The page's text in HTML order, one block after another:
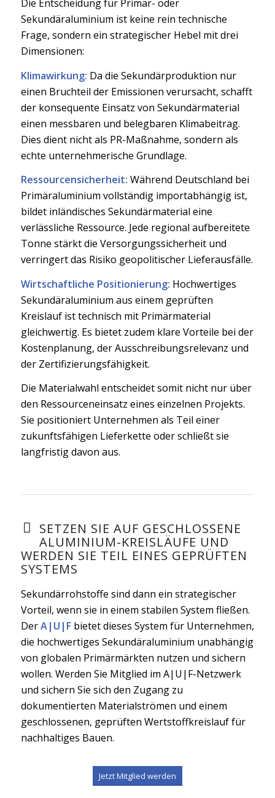
Die Entscheidung für Primär- oder
Sekundäraluminium ist keine rein technische
Frage, sondern ein strategischer Hebel mit drei
Dimensionen:
Klimawirkung: Da die Sekundärproduktion nur
einen Bruchteil der Emissionen verursacht, schafft
der konsequente Einsatz von Sekundärmaterial
einen messbaren und belegbaren Klimabeitrag.
Dies dient nicht als PR-Maßnahme, sondern als
echte unternehmerische Grundlage.
Ressourcensicherheit: Während Deutschland bei
Primäraluminium vollständig importabhängig ist,
bildet inländisches Sekundärmaterial eine
verlässliche Ressource. Jede regional aufbereitete
Tonne stärkt die Versorgungssicherheit und
verringert das Risiko geopolitischer Lieferausfälle.
Wirtschaftliche Positionierung: Hochwertiges
Sekundäraluminium aus einem geprüften
Kreislauf ist technisch mit Primärmaterial
gleichwertig. Es bietet zudem klare Vorteile bei der
Kostenplanung, der Ausschreibungsrelevanz und
der Zertifizierungsfähigkeit.
Die Materialwahl entscheidet somit nicht nur über
den Ressourceneinsatz eines einzelnen Projekts.
Sie positioniert Unternehmen als Teil einer
zukunftsfähigen Lieferkette oder schließt sie
langfristig davon aus.
SETZEN SIE AUF GESCHLOSSENE
ALUMINIUM-KREISLÄUFE UND
WERDEN SIE TEIL EINES GEPRÜFTEN
SYSTEMS
Sekundärrohstoffe sind dann ein strategischer
Vorteil, wenn sie in einem stabilen System fließen.
DerA|U|Fbietet dieses System für Unternehmen,
die hochwertiges Sekundäraluminium unabhängig
von globalen Primärmärkten nutzen und sichern
wollen. Werden Sie Mitglied im A|U|F-Netzwerk
und sichern Sie sich den Zugang zu
dokumentierten Materialströmen und einem
geschlossenen, geprüften Wertstoffkreislauf für
nachhaltiges Bauen.
Jetzt Mitglied werden